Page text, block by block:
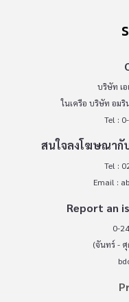
บริษัท เ
ในเครือ บริษัท อม
Tel :
สนใจลงโฆษณากั
Tel :
Email :
Report an
0-
(จันทร์ - ศุ